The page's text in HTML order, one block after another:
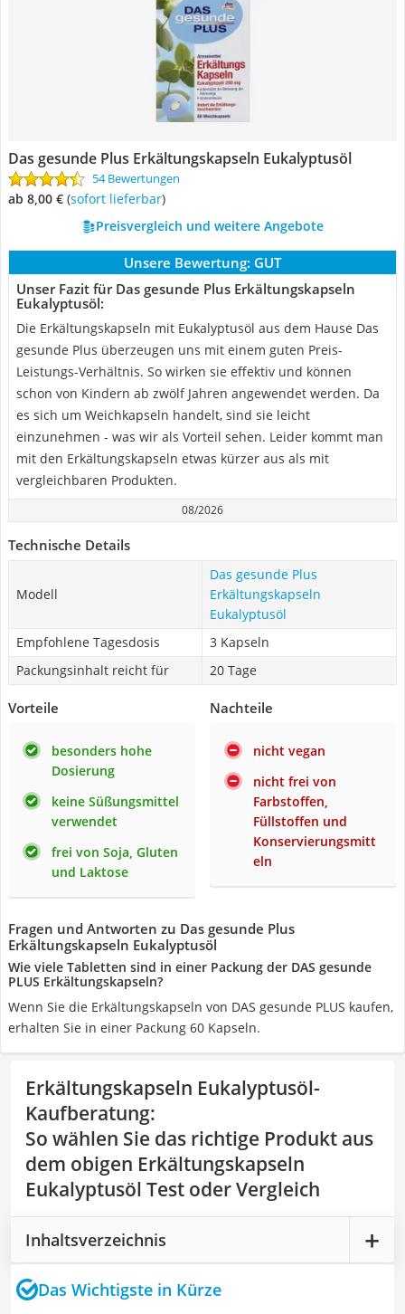
Das gesunde Plus Erkältungskapseln Eukalyptusöl
54 Bewertungen
ab 8,00 € ( Sofort lieferbar)
Preisvergleich und weitere Angebote
Unsere Bewertung: GUT
Unser Fazit für Das gesunde Plus Erkältungskapseln
Eukalyptusöl:
Die Erkältungskapseln mit Eukalyptusöl aus dem Hause Das
gesunde Plus überzeugen uns mit einem guten Preis-
Leistungs-Verhältnis. So wirken sie effektiv und können
schon von Kindern ab zwölf Jahren angewendet werden. Da
es sich um Weichkapseln handelt, sind sie leicht
einzunehmen - was wir als Vorteil sehen. Leider kommt man
mit den Erkältungskapseln etwas kürzer aus als mit
vergleichbaren Produkten.
08/2026
Technische Details
Modell
Das gesunde Plus
Erkältungskapseln
Eukalyptusöl
Empfohlene Tagesdosis
3 Kapseln
Packungsinhalt reicht für
20 Tage
Vorteile
besonders hohe
Dosierung
keine Süßungsmittel
verwendet
frei von Soja, Gluten
und Laktose
Nachteile
nicht vegan
nicht frei von
Farbstoffen,
Füllstoffen und
Konservierungsmitt
eln
Fragen und Antworten zu Das gesunde Plus
Erkältungskapseln Eukalyptusöl
Wie viele Tabletten sind in einer Packung der DAS gesunde
PLUS Erkältungskapseln?
Wenn Sie die Erkältungskapseln von DAS gesunde PLUS kaufen,
erhalten Sie in einer Packung 60 Kapseln.
Erkältungskapseln Eukalyptusöl-
Kaufberatung:
So wählen Sie das richtige Produkt aus
dem obigen Erkältungskapseln
Eukalyptusöl Test oder Vergleich
Inhaltsverzeichnis
Das Wichtigste in Kürze